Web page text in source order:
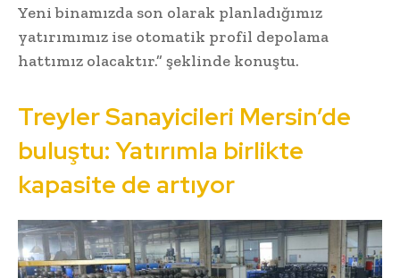
Yeni binamızda son olarak planladığımız
yatırımımız ise otomatik profil depolama
hattımız olacaktır.” şeklinde konuştu.
Treyler Sanayicileri Mersin’de
buluştu: Yatırımla birlikte
kapasite de artıyor